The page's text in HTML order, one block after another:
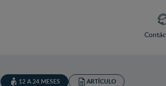
12 A 24 MESES ARTÍCULO